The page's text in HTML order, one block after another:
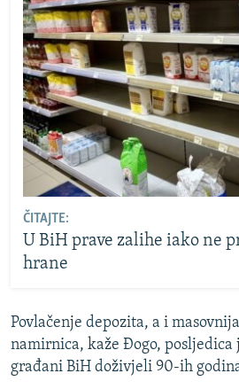
ČITAJTE:
U BiH prave zalihe iako ne
hrane
Povlačenje depozita, a i
namirnica, kaže Đogo, posljedica
građani BiH doživjeli 90-ih